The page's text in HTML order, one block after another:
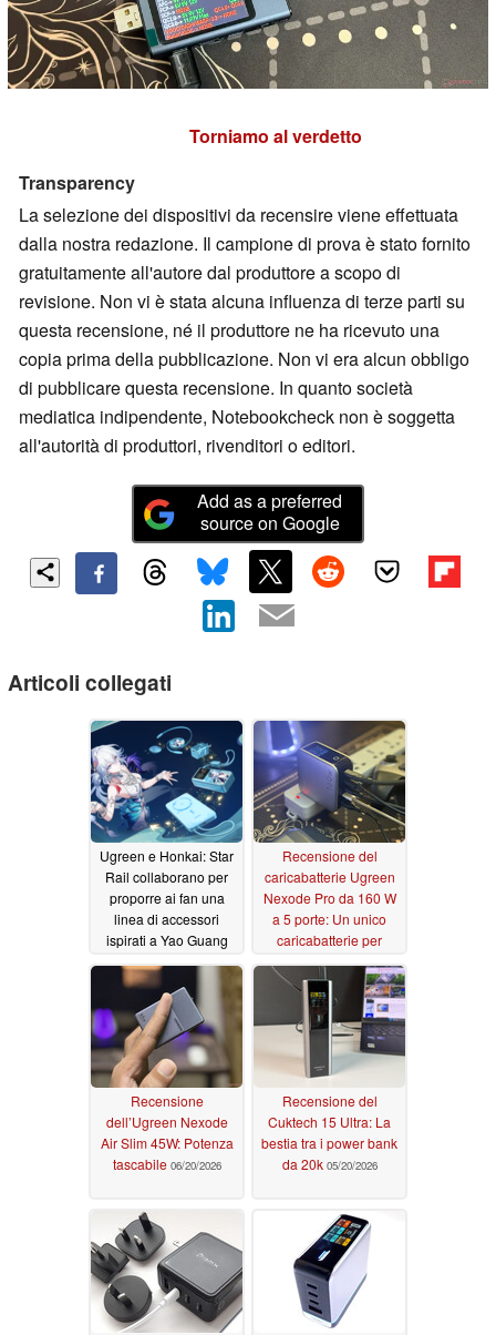
Torniamo al verdetto
Transparency
La selezione dei dispositivi da recensire viene effettuata
dalla nostra redazione. Il campione di prova è stato fornito
gratuitamente all'autore dal produttore a scopo di
revisione. Non vi è stata alcuna influenza di terze parti su
questa recensione, né il produttore ne ha ricevuto una
copia prima della pubblicazione. Non vi era alcun obbligo
di pubblicare questa recensione. In quanto società
mediatica indipendente, Notebookcheck non è soggetta
all'autorità di produttori, rivenditori o editori.
Add as a preferred
source on Google
Articoli collegati
Ugreen e Honkai: Star
Rail collaborano per
proporre ai fan una
linea di accessori
ispirati a Yao Guang
06/30/2026
Recensione del
caricabatterie Ugreen
Nexode Pro da 160 W
a 5 porte: Un unico
caricabatterie per
06/25/2026
Recensione
dell’Ugreen Nexode
Air Slim 45W: Potenza
tascabile 06/20/2026
Recensione del
Cuktech 15 Ultra: La
bestia tra i power bank
da 20k 05/20/2026